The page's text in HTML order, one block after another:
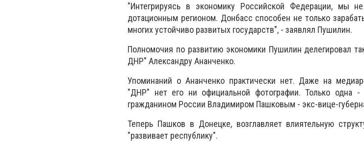
"Интегрируясь в экономику Российской Федерации, мы
дотационным регионом. Донбасс способен не только
многих устойчиво развитых государств", - заявлял Пушилин.
Полномочия по развитию экономики Пушилин делегировал
ДНР" Александру Ананченко.
Упоминаний о Ананченко практически нет. Даже на
"ДНР" нет его ни официальной фотографии. Только одна
гражданином России Владимиром Пашковым - экс-вице-
Теперь Пашков в Донецке, возглавляет влиятельную
"развивает республику".